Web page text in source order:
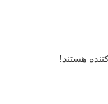
هستند!